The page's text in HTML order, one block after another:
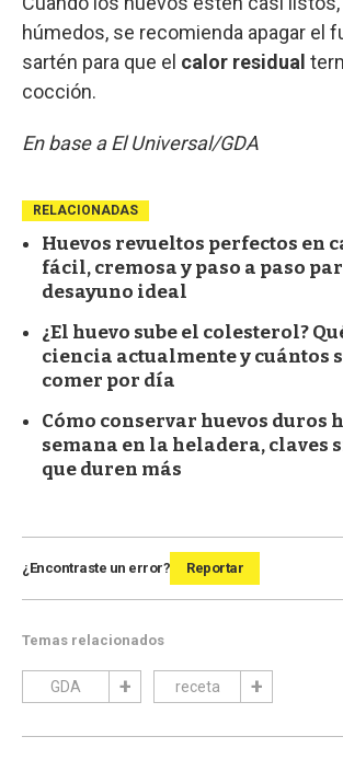
húmedos, se recomienda apagar el
sartén para que el calor residual
cocción.
En base a El Universal/GDA
RELACIONADAS
Huevos revueltos perfectos en
fácil, cremosa y paso a paso
desayuno ideal
¿El huevo sube el colesterol?
ciencia actualmente y cuántos
comer por día
Cómo conservar huevos duros
semana en la heladera, claves
que duren más
¿Encontraste un error? Reportar
Temas relacionados
GDA receta